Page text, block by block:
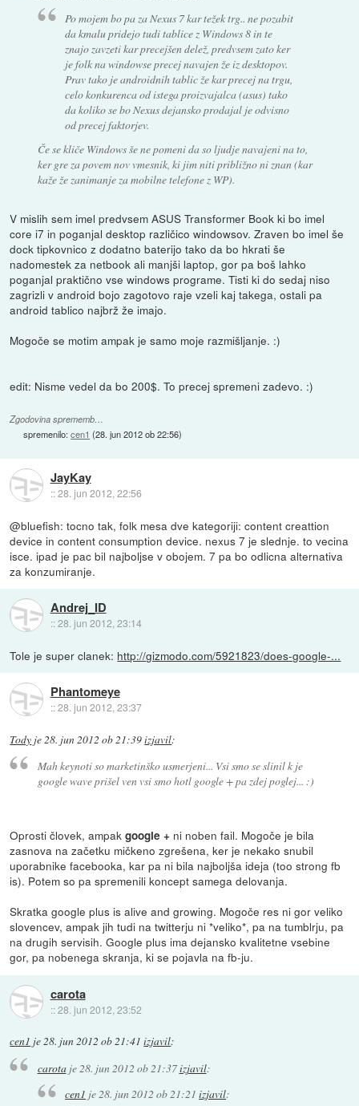
Po mojem bo pa za Nexus 7 kar težek trg.. ne pozabit
da kmalu pridejo tudi tablice z Windows 8 in te
znajo zavzeti kar precejšen delež, predvsem zato ker
je folk na windowse precej navajen že iz desktopov.
Prav tako je androidnih tablic že kar precej na trgu,
celo konkurenca od istega proizvajalca (asus) tako
da koliko se bo Nexus dejansko prodajal je odvisno
od precej faktorjev.
Če se kliče Windows še ne pomeni da so ljudje navajeni na to,
ker gre za povem nov vmesnik, ki jim niti približno ni znan (kar
kaže že zanimanje za mobilne telefone z WP).
V mislih sem imel predvsem ASUS Transformer Book ki bo imel
core i7 in poganjal desktop različico windowsov. Zraven bo imel še
dock tipkovnico z dodatno baterijo tako da bo hkrati še
nadomestek za netbook ali manjši laptop, gor pa boš lahko
poganjal praktično vse windows programe. Tisti ki do sedaj niso
zagrizli v android bojo zagotovo raje vzeli kaj takega, ostali pa
android tablico najbrž že imajo.
Mogoče se motim ampak je samo moje razmišljanje. :)
edit: Nisme vedel da bo 200$. To precej spremeni zadevo. :)
Zgodovina sprememb…
spremenilo:cen1 (28. jun 2012 ob 22:56)
JayKay
::28. jun 2012, 22:56
@bluefish: tocno tak, folk mesa dve kategoriji: content creattion
device in content consumption device. nexus 7 je slednje. to vecina
isce. ipad je pac bil najboljse v obojem. 7 pa bo odlicna alternativa
za konzumiranje.
Andrej_ID
::28. jun 2012, 23:14
Tole je super clanek: http://gizmodo.com/5921823/does-google-...
Phantomeye
::28. jun 2012, 23:37
Tody je28. jun 2012 ob 21:39izjavil:
Mah keynoti so marketinško usmerjeni... Vsi smo se slinil k je
google wave prišel ven vsi smo hotl google + pa zdej poglej... :)
Oprosti človek, ampakgoogle + ni noben fail. Mogoče je bila
zasnova na začetku mičkeno zgrešena, ker je nekako snubil
uporabnike facebooka, kar pa ni bila najboljša ideja (too strong fb
is). Potem so pa spremenili koncept samega delovanja.
Skratka google plus is alive and growing. Mogoče res ni gor veliko
slovencev, ampak jih tudi na twitterju ni *veliko*, pa na tumblrju, pa
na drugih servisih. Google plus ima dejansko kvalitetne vsebine
gor, pa nobenega skranja, ki se pojavla na fb-ju.
carota
::28. jun 2012, 23:52
cen1 je28. jun 2012 ob 21:41 izjavil:
carotaje 28. jun 2012 ob 21:37izjavil:
cen1 je28. jun 2012 ob 21:21 izjavil: